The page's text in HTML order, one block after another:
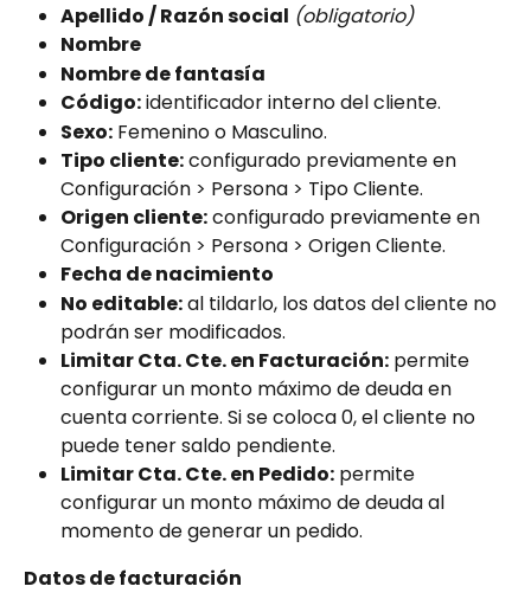
Apellido / Razón social (obligatorio)
Nombre
Nombre de fantasía
Código: identificador interno del cliente.
Sexo: Femenino o Masculino.
Tipo cliente: configurado previamente en
Configuración > Persona > Tipo Cliente.
Origen cliente: configurado previamente en
Configuración > Persona > Origen Cliente.
Fecha de nacimiento
No editable: al tildarlo, los datos del cliente no
podrán ser modificados.
Limitar Cta. Cte. en Facturación: permite
configurar un monto máximo de deuda en
cuenta corriente. Si se coloca 0, el cliente no
puede tener saldo pendiente.
Limitar Cta. Cte. en Pedido: permite
configurar un monto máximo de deuda al
momento de generar un pedido.
Datos de facturación